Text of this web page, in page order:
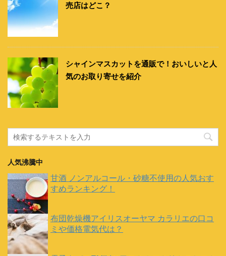
売店はどこ？
シャインマスカットを通販で！おいしいと人
気のお取り寄せを紹介
人気沸騰中
甘酒 ノンアルコール・砂糖不使用の人気おす
すめランキング！
布団乾燥機アイリスオーヤマ カラリエの口コ
ミや価格電気代は？